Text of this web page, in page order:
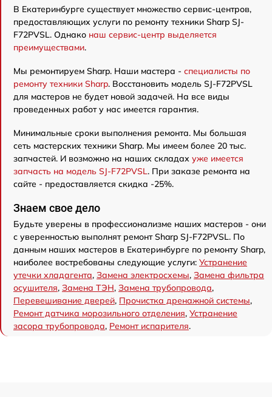
В Екатеринбурге существует множество сервис-центров,
предоставляющих услуги по ремонту техники Sharp SJ-
F72PVSL. Однако наш сервис-центр выделяется
преимуществами.
Мы ремонтируем Sharp. Наши мастера - специалисты по
ремонту техники Sharp. Восстановить модель SJ-F72PVSL
для мастеров не будет новой задачей. На все виды
проведенных работ у нас имеется гарантия.
Минимальные сроки выполнения ремонта. Мы большая
сеть мастерских техники Sharp. Мы имеем более 20 тыс.
запчастей. И возможно на наших складах уже имеется
запчасть на модель SJ-F72PVSL. При заказе ремонта на
сайте - предоставляется скидка -25%.
Знаем свое дело
Будьте уверены в профессионализме наших мастеров - они
с уверенностью выполнят ремонт Sharp SJ-F72PVSL. По
данным наших мастеров в Екатеринбурге по ремонту Sharp,
наиболее востребованы следующие услуги: Устранение
утечки хладагента, Замена электросхемы, Замена фильтра
осушителя, Замена ТЭН, Замена трубопровода,
Перевешивание дверей, Прочистка дренажной системы,
Ремонт датчика морозильного отделения, Устранение
засора трубопровода, Ремонт испарителя.